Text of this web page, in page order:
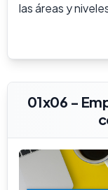
las áreas y
01x06 -